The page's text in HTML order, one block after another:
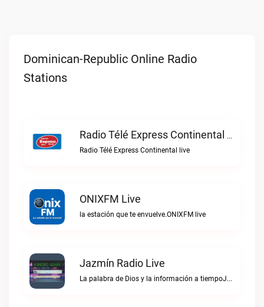
Dominican-Republic Online Radio
Stations
Radio Télé Express Continental Live
Radio Télé Express Continental live
ONIXFM Live
la estación que te envuelve.ONIXFM live
Jazmín Radio Live
La palabra de Dios y la información a tiempoJazmín Radio live